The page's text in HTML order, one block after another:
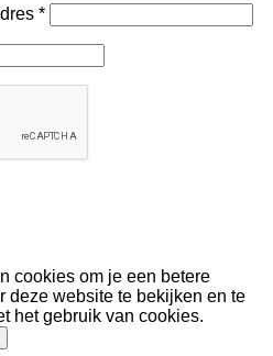
*Vereist
cookies om je een betere
deze website te bekijken en te
het gebruik van cookies.